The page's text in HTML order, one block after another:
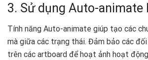
3. Sử dụng Auto-animate
Tính năng Auto-animate giúp tạo các
mà giữa các trạng thái. Đảm bảo các
trên các artboard để hoạt ảnh hoạt